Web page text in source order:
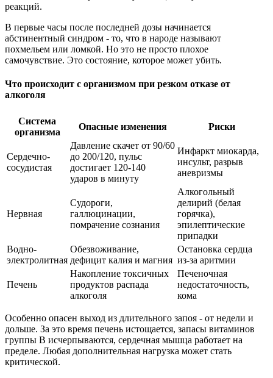
реакций.
В первые часы после последней дозы начинается
абстинентный синдром - то, что в народе называют
похмельем или ломкой. Но это не просто плохое
самочувствие. Это состояние, которое может убить.
Что происходит с организмом при резком отказе от
алкоголя
Система
организма
Опасные изменения Риски
Сердечно-
сосудистая
Давление скачет от 90/60
до 200/120, пульс
достигает 120-140
ударов в минуту
Инфаркт миокарда,
инсульт, разрыв
аневризмы
Нервная
Судороги,
галлюцинации,
помрачение сознания
Алкогольный
делирий (белая
горячка),
эпилептические
припадки
Водно-
электролитная
Обезвоживание,
дефицит калия и магния
Остановка сердца
из-за аритмии
Печень
Накопление токсичных
продуктов распада
алкоголя
Печеночная
недостаточность,
кома
Особенно опасен выход из длительного запоя - от недели и
дольше. За это время печень истощается, запасы витаминов
группы B исчерпываются, сердечная мышца работает на
пределе. Любая дополнительная нагрузка может стать
критической.